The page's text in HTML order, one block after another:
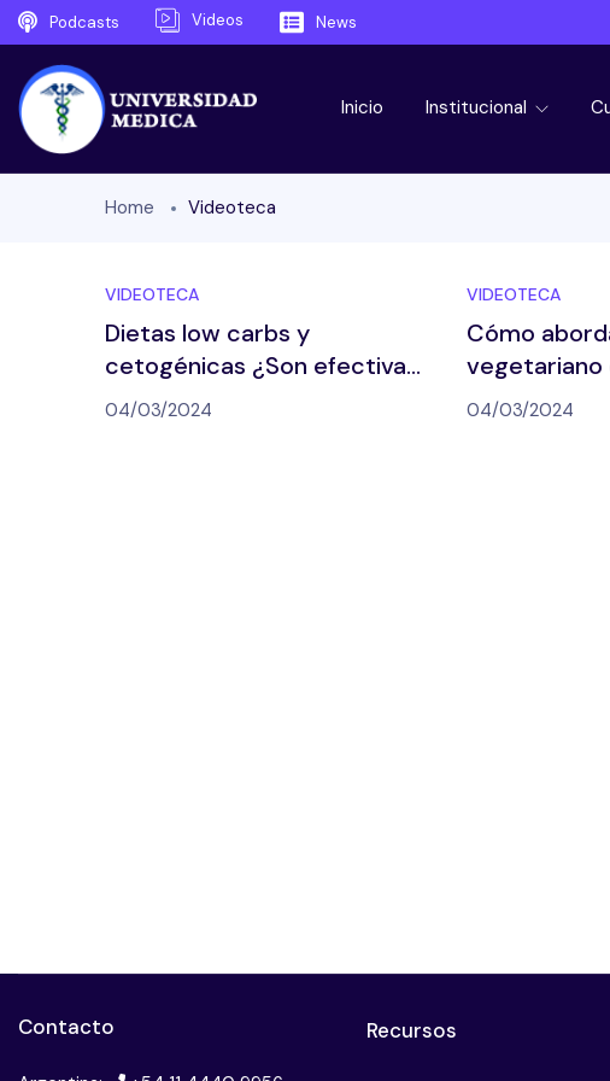
Podcasts Videos News
Inicio Institucional
Home Videoteca
VIDEOTECA
Dietas low carbs y
cetogénicas ¿Son efectivas?
| Ayuno intermitente y
04/03/2024
VIDEOTECA
Cómo
vegetariano
clínica
04/03/2024
Contacto Recursos